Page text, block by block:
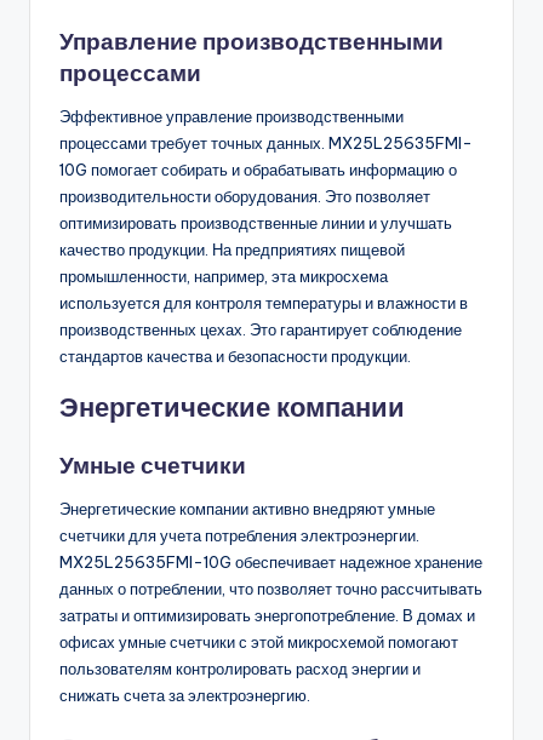
Управление производственными
процессами
Эффективное управление производственными
процессами требует точных данных. MX25L25635FMI-
10G помогает собирать и обрабатывать информацию о
производительности оборудования. Это позволяет
оптимизировать производственные линии и улучшать
качество продукции. На предприятиях пищевой
промышленности, например, эта микросхема
используется для контроля температуры и влажности в
производственных цехах. Это гарантирует соблюдение
стандартов качества и безопасности продукции.
Энергетические компании
Умные счетчики
Энергетические компании активно внедряют умные
счетчики для учета потребления электроэнергии.
MX25L25635FMI-10G обеспечивает надежное хранение
данных о потреблении, что позволяет точно рассчитывать
затраты и оптимизировать энергопотребление. В домах и
офисах умные счетчики с этой микросхемой помогают
пользователям контролировать расход энергии и
снижать счета за электроэнергию.